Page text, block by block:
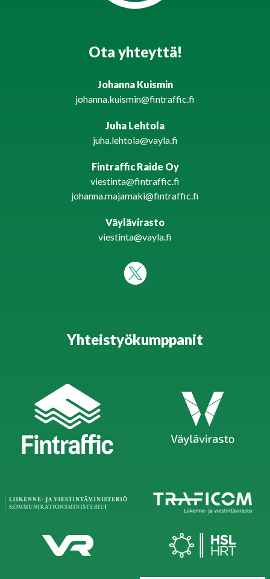
Ota yhteyttä!
Johanna Kuismin
johanna.kuismin@fintraffic.fi
Juha Lehtola
juha.lehtola@vayla.fi
Fintraffic Raide Oy
viestinta@fintraffic.fi
johanna.majamaki@fintraffic.fi
Väylävirasto
viestinta@vayla.fi
Yhteistyökumppanit